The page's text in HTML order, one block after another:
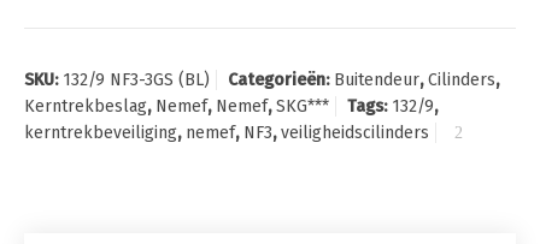
SKU: 132/9 NF3-3GS (BL) Categorieën: Buitendeur,Cilinders,
Kerntrekbeslag, Nemef, Nemef,SKG*** Tags: 132/9,
kerntrekbeveiliging, nemef, NF3,veiligheidscilinders